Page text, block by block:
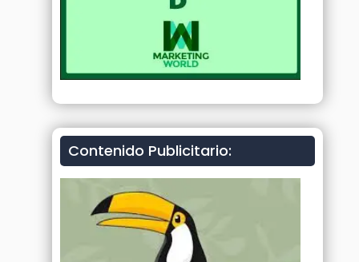
Contenido Publicitario: